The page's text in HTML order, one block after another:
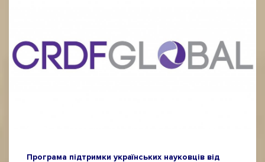
Програма підтримки українських науковців від